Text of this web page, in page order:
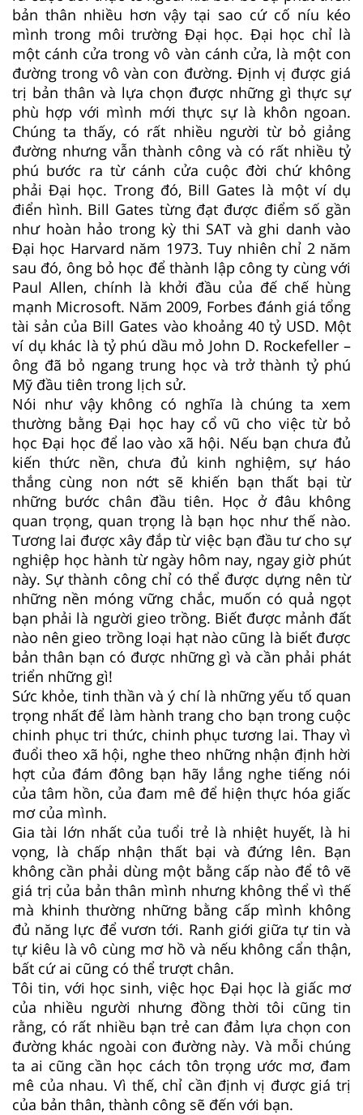
bản thân nhiều hơn vậy tại sao cứ cố níu kéo
mình trong môi trường Đại học. Đại học chỉ là
một cánh cửa trong vô vàn cánh cửa, là một con
đường trong vô vàn con đường. Định vị được giá
trị bản thân và lựa chọn được những gì thực sự
phù hợp với mình mới thực sự là khôn ngoan.
Chúng ta thấy, có rất nhiều người từ bỏ giảng
đường nhưng vẫn thành công và có rất nhiều tỷ
phú bước ra từ cánh cửa cuộc đời chứ không
phải Đại học. Trong đó, Bill Gates là một ví dụ
điển hình. Bill Gates từng đạt được điểm số gần
như hoàn hảo trong kỳ thi SAT và ghi danh vào
Đại học Harvard năm 1973. Tuy nhiên chỉ 2 năm
sau đó, ông bỏ học để thành lập công ty cùng với
Paul Allen, chính là khởi đầu của đế chế hùng
mạnh Microsoft. Năm 2009, Forbes đánh giá tổng
tài sản của Bill Gates vào khoảng 40 tỷ USD. Một
ví dụ khác là tỷ phú dầu mỏ John D. Rockefeller –
ông đã bỏ ngang trung học và trở thành tỷ phú
Mỹ đầu tiên trong lịch sử.
Nói như vậy không có nghĩa là chúng ta xem
thường bằng Đại học hay cổ vũ cho việc từ bỏ
học Đại học để lao vào xã hội. Nếu bạn chưa đủ
kiến thức nền, chưa đủ kinh nghiệm, sự háo
thắng cùng non nớt sẽ khiến bạn thất bại từ
những bước chân đầu tiên. Học ở đâu không
quan trọng, quan trọng là bạn học như thế nào.
Tương lai được xây đắp từ việc bạn đầu tư cho sự
nghiệp học hành từ ngày hôm nay, ngay giờ phút
này. Sự thành công chỉ có thể được dựng nên từ
những nền móng vững chắc, muốn có quả ngọt
bạn phải là người gieo trồng. Biết được mảnh đất
nào nên gieo trồng loại hạt nào cũng là biết được
bản thân bạn có được những gì và cần phải phát
triển những gì!
Sức khỏe, tinh thần và ý chí là những yếu tố quan
trọng nhất để làm hành trang cho bạn trong cuộc
chinh phục tri thức, chinh phục tương lai. Thay vì
đuổi theo xã hội, nghe theo những nhận định hời
hợt của đám đông bạn hãy lắng nghe tiếng nói
của tâm hồn, của đam mê để hiện thực hóa giấc
mơ của mình.
Gia tài lớn nhất của tuổi trẻ là nhiệt huyết, là hi
vọng, là chấp nhận thất bại và đứng lên. Bạn
không cần phải dùng một bằng cấp nào để tô vẽ
giá trị của bản thân mình nhưng không thể vì thế
mà khinh thường những bằng cấp mình không
đủ năng lực để vươn tới. Ranh giới giữa tự tin và
tự kiêu là vô cùng mơ hồ và nếu không cẩn thận,
bất cứ ai cũng có thể trượt chân.
Tôi tin, với học sinh, việc học Đại học là giấc mơ
của nhiều người nhưng đồng thời tôi cũng tin
rằng, có rất nhiều bạn trẻ can đảm lựa chọn con
đường khác ngoài con đường này. Và mỗi chúng
ta ai cũng cần học cách tôn trọng ước mơ, đam
mê của nhau. Vì thế, chỉ cần định vị được giá trị
của bản thân, thành công sẽ đến với bạn.